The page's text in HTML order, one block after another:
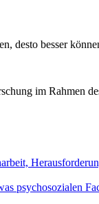
desto besser
im Rahmen
psychosozialen